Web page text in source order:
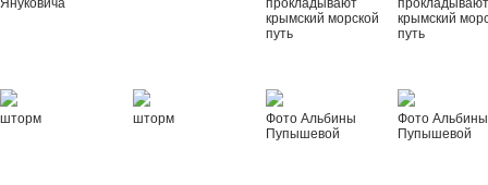
Януковича
прокладывают
крымский морской
путь
крымский
путь
шторм шторм
Фото Альбины
Пупышевой
Фото Альбины
Пупышевой